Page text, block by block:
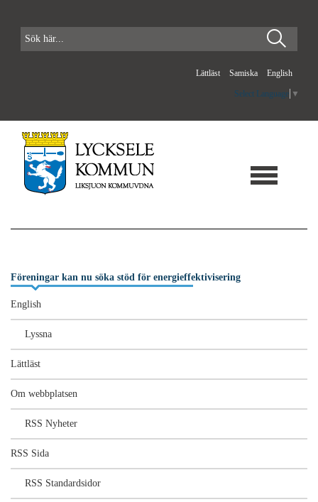
Lättläst Samiska English
Select Language ▼
Föreningar kan nu söka stöd för energieffektivisering
English
Lyssna
Lättläst
Om webbplatsen
RSS Nyheter
RSS Sida
RSS Standardsidor